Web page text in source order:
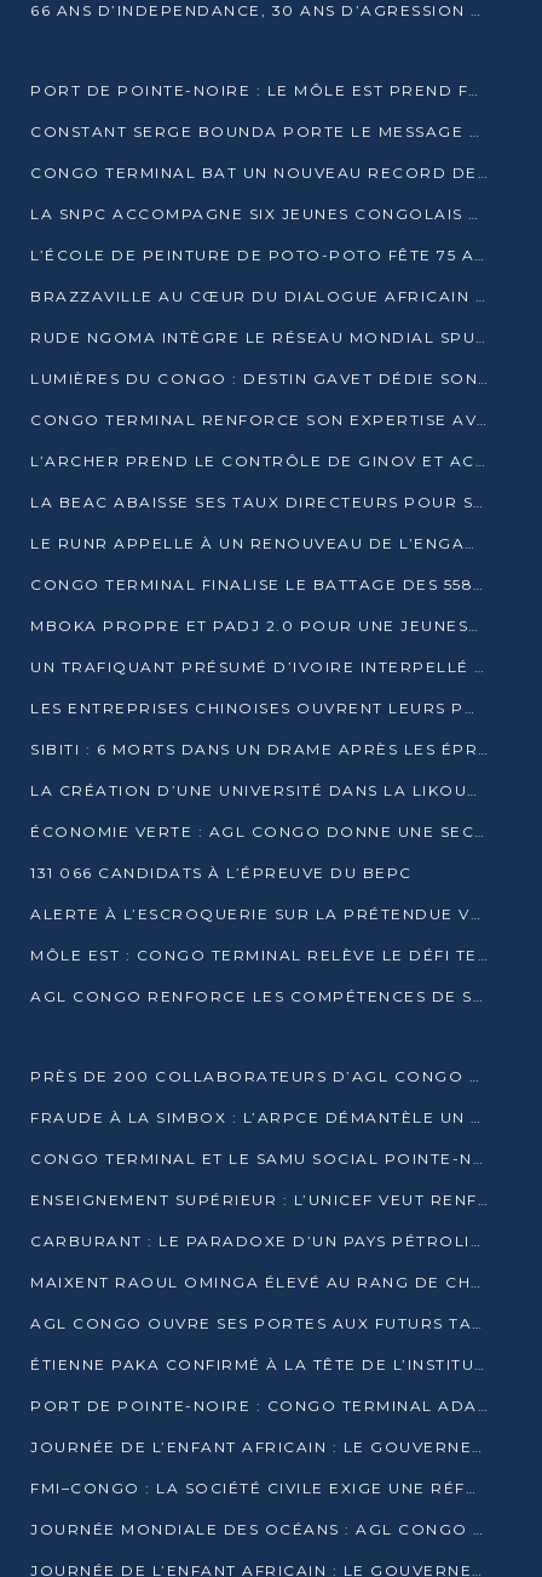
66 ANS D’INDEPENDANCE, 30 ANS D’AGRESSION RWAN DAISE : 4 PRESIDENCES, UN ECHEC COLLECTIF
PORT DE POINTE-NOIRE : LE MÔLE EST PREND FORME ET VISE LES GÉANTS DES MERS
CONSTANT SERGE BOUNDA PORTE LE MESSAGE DE COMPASSION DE DENIS SASSOU NGUESSO EN IRAN
CONGO TERMINAL BAT UN NOUVEAU RECORD DE PRODUCTIVITÉ AU PORT DE POINTE-NOIRE
LA SNPC ACCOMPAGNE SIX JEUNES CONGOLAIS AUX OLYMPIADES PANAFRICAINES DE MATHÉMATIQUES
L’ÉCOLE DE PEINTURE DE POTO-POTO FÊTE 75 ANS AU SERVICE DE L’ART CONGOLAIS
BRAZZAVILLE AU CŒUR DU DIALOGUE AFRICAIN SUR LES OBJECTIFS DE DÉVELOPPEMENT DURABLE
RUDE NGOMA INTÈGRE LE RÉSEAU MONDIAL SPUTNIK PRO APRÈS UNE FORMATION À MOSCOU
LUMIÈRES DU CONGO : DESTIN GAVET DÉDIE SON PRIX À L’UNITÉ NATIONALE ET À LA JEUNESSE
CONGO TERMINAL RENFORCE SON EXPERTISE AVEC NEUF NOUVEAUX FORMATEURS EN ENGINS PORTUAIRES
L’ARCHER PREND LE CONTRÔLE DE GINOV ET ACCÉLÈRE SON VIRAGE NUMÉRIQUE
LA BEAC ABAISSE SES TAUX DIRECTEURS POUR SOUTENIR LA CROISSANCE EN ZONE CEMAC
LE RUNR APPELLE À UN RENOUVEAU DE L’ENGAGEMENT MILITANT
CONGO TERMINAL FINALISE LE BATTAGE DES 558 PIEUX DU FUTUR QUAI DU MÔLE EST
MBOKA PROPRE ET PADJ 2.0 POUR UNE JEUNESSE PLUS AUTONOME
UN TRAFIQUANT PRÉSUMÉ D’IVOIRE INTERPELLÉ À DOLISIE
LES ENTREPRISES CHINOISES OUVRENT LEURS PORTES AUX JEUNES DIPLÔMÉS
SIBITI : 6 MORTS DANS UN DRAME APRÈS LES ÉPREUVES DU BEPC
LA CRÉATION D’UNE UNIVERSITÉ DANS LA LIKOUALA AU CŒUR D’UNE RÉFLEXION NATIONALE
ÉCONOMIE VERTE : AGL CONGO DONNE UNE SECONDE VIE À SES DÉCHETS INDUSTRIELS
131 066 CANDIDATS À L’ÉPREUVE DU BEPC
ALERTE À L’ESCROQUERIE SUR LA PRÉTENDUE VENTE DE PARCELLES AFAT
MÔLE EST : CONGO TERMINAL RELÈVE LE DÉFI TECHNIQUE DES SABLES BITUMINEUX
AGL CONGO RENFORCE LES COMPÉTENCES DE SES ÉQUIPES AVEC LA CERTIFICATION CACES® R483
PRÈS DE 200 COLLABORATEURS D’AGL CONGO EN FORMATION JUSQU’EN JUILLET
FRAUDE À LA SIMBOX : L’ARPCE DÉMANTÈLE UN RÉSEAU UTILISANT DES CARTES SIM OUGANDAISES
CONGO TERMINAL ET LE SAMU SOCIAL POINTE-NOIRE RENOUVELLENT LEUR PARTENARIAT EN FAVEUR DES JEUNES VULNÉRABLES
ENSEIGNEMENT SUPÉRIEUR : L’UNICEF VEUT RENFORCER LA RECHERCHE SUR LES QUESTIONS DE L’ENFANCE
CARBURANT : LE PARADOXE D’UN PAYS PÉTROLIER CONFRONTÉ À DES PÉNURIES RÉCURRENTES
MAIXENT RAOUL OMINGA ÉLEVÉ AU RANG DE CHEVALIER DE L’ORDRE DE L’AMITIÉ ENTRE LA RUSSIE ET LE CONGO
AGL CONGO OUVRE SES PORTES AUX FUTURS TALENTS DE LA LOGISTIQUE
ÉTIENNE PAKA CONFIRMÉ À LA TÊTE DE L’INSTITUT GÉOGRAPHIQUE NATIONAL
PORT DE POINTE-NOIRE : CONGO TERMINAL ADAPTE SON DRAGAGE AUX SABLES BITUMINEUX
JOURNÉE DE L’ENFANT AFRICAIN : LE GOUVERNEMENT RÉAFFIRME SON ENGAGEMENT POUR L’ACCÈS À L’EAU ET À L’ASSAINISSEMENT
FMI–CONGO : LA SOCIÉTÉ CIVILE EXIGE UNE RÉFORME DE LA FISCALITÉ PÉTROLIÈRE
JOURNÉE MONDIALE DES OCÉANS : AGL CONGO MOBILISE SES COLLABORATEURS POUR LA PRÉSERVATION DE LA BIODIVERSITÉ MARINE
JOURNÉE DE L’ENFANT AFRICAIN : LE GOUVERNEMENT MOBILISÉ POUR L’HYGIÈNE DANS LES ORPHELINATS